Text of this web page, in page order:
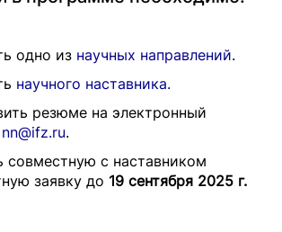
одно из научных направлений.
научного наставника.
резюме на электронный
nn@ifz.ru.
совместную с наставником
заявку до 19 сентября 2025 г.